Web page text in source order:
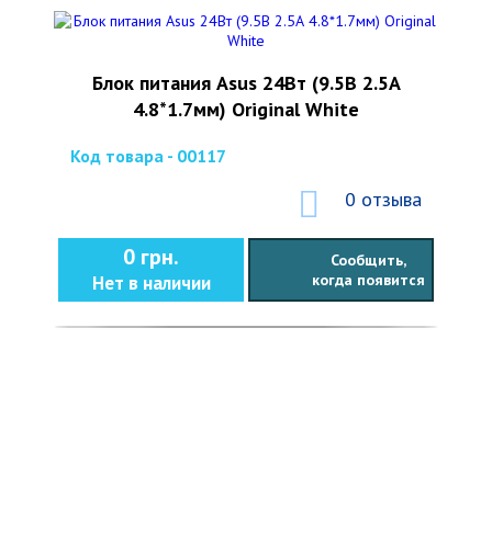
Блок питания Asus 24Вт (9.5В 2.5А
4.8*1.7мм) Original White
Код товара - 00117
0 отзыва
0 грн.
Нет в наличии
Сообщить,
когда появится